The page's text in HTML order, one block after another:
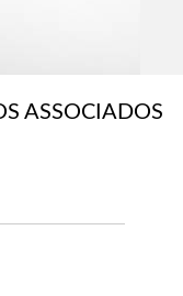
ASSOCIADOS